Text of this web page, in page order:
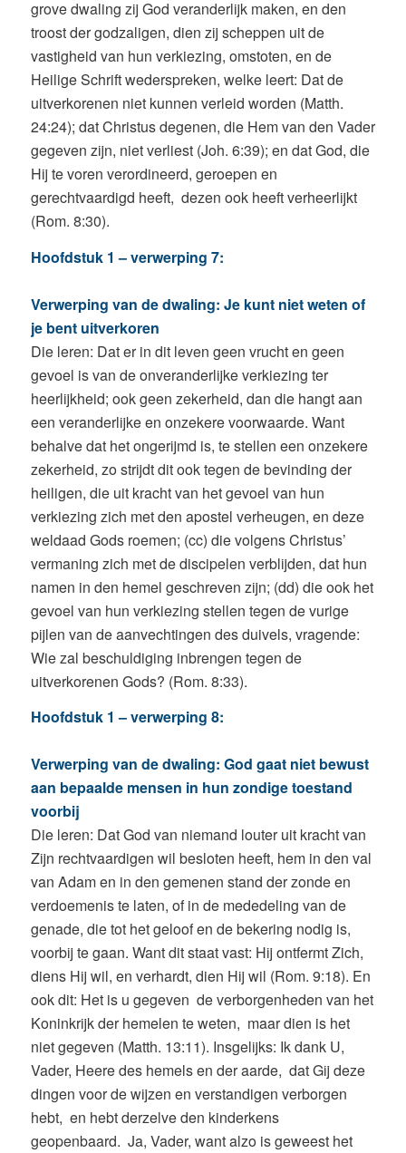
grove dwaling zij God veranderlijk maken, en den
troost der godzaligen, dien zij scheppen uit de
vastigheid van hun verkiezing, omstoten, en de
Heilige Schrift wederspreken, welke leert: Dat de
uitverkorenen niet kunnen verleid worden (Matth.
24:24); dat Christus degenen, die Hem van den Vader
gegeven zijn, niet verliest (Joh. 6:39); en dat God, die
Hij te voren verordineerd, geroepen en
gerechtvaardigd heeft, dezen ook heeft verheerlijkt
(Rom. 8:30).
Hoofdstuk 1 – verwerping 7:
Verwerping van de dwaling: Je kunt niet weten of
je bent uitverkoren
Die leren: Dat er in dit leven geen vrucht en geen
gevoel is van de onveranderlijke verkiezing ter
heerlijkheid; ook geen zekerheid, dan die hangt aan
een veranderlijke en onzekere voorwaarde. Want
behalve dat het ongerijmd is, te stellen een onzekere
zekerheid, zo strijdt dit ook tegen de bevinding der
heiligen, die uit kracht van het gevoel van hun
verkiezing zich met den apostel verheugen, en deze
weldaad Gods roemen; (cc) die volgens Christus’
vermaning zich met de discipelen verblijden, dat hun
namen in den hemel geschreven zijn; (dd) die ook het
gevoel van hun verkiezing stellen tegen de vurige
pijlen van de aanvechtingen des duivels, vragende:
Wie zal beschuldiging inbrengen tegen de
uitverkorenen Gods? (Rom. 8:33).
Hoofdstuk 1 – verwerping 8:
Verwerping van de dwaling: God gaat niet bewust
aan bepaalde mensen in hun zondige toestand
voorbij
Die leren: Dat God van niemand louter uit kracht van
Zijn rechtvaardigen wil besloten heeft, hem in den val
van Adam en in den gemenen stand der zonde en
verdoemenis te laten, of in de mededeling van de
genade, die tot het geloof en de bekering nodig is,
voorbij te gaan. Want dit staat vast: Hij ontfermt Zich,
diens Hij wil, en verhardt, dien Hij wil (Rom. 9:18). En
ook dit: Het is u gegeven de verborgenheden van het
Koninkrijk der hemelen te weten, maar dien is het
niet gegeven (Matth. 13:11). Insgelijks: Ik dank U,
Vader, Heere des hemels en der aarde, dat Gij deze
dingen voor de wijzen en verstandigen verborgen
hebt, en hebt derzelve den kinderkens
geopenbaard. Ja, Vader, want alzo is geweest het